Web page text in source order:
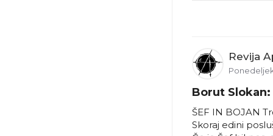
Revija
Borut
ŠEF IN BOJAN
Skoraj edini